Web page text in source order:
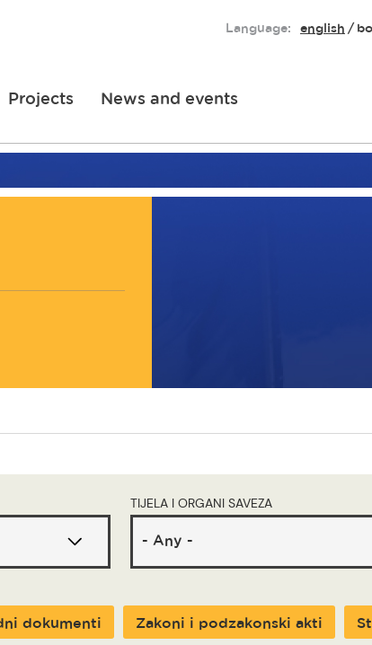
Language: english
Projects News and events
TIJELA I ORGANI SAVEZA
dokumenti Zakoni i podzakonski akti